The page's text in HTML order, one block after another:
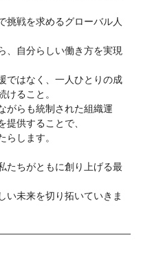
挑戦を求めるグローバル人
、自分らしい働き方を実現
ではなく、一人ひとりの成
ること。
がらも統制された組織運
供することで、
します。
たちがともに創り上げる最
い未来を切り拓いていきま